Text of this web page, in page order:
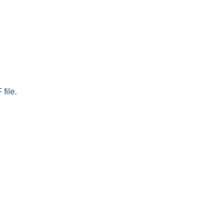
file.